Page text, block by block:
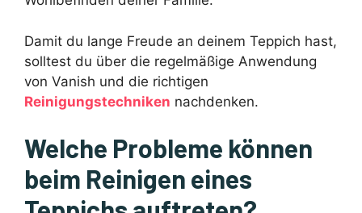
Damit du lange Freude an deinem Teppich hast,
solltest du über die regelmäßige Anwendung
von Vanish und die richtigen
Reinigungstechniken nachdenken.
Welche Probleme können
beim Reinigen eines